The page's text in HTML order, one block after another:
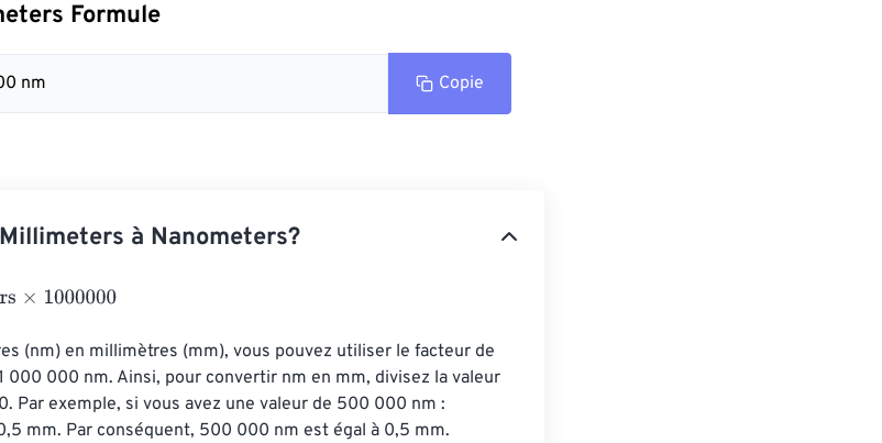
Formule
nm Copie
à Nanometers?
(nm) en millimètres (mm), vous pouvez utiliser le facteur de
000 000 nm. Ainsi, pour convertir nm en mm, divisez la valeur
Par exemple, si vous avez une valeur de 500 000 nm :
mm. Par conséquent, 500 000 nm est égal à 0,5 mm.